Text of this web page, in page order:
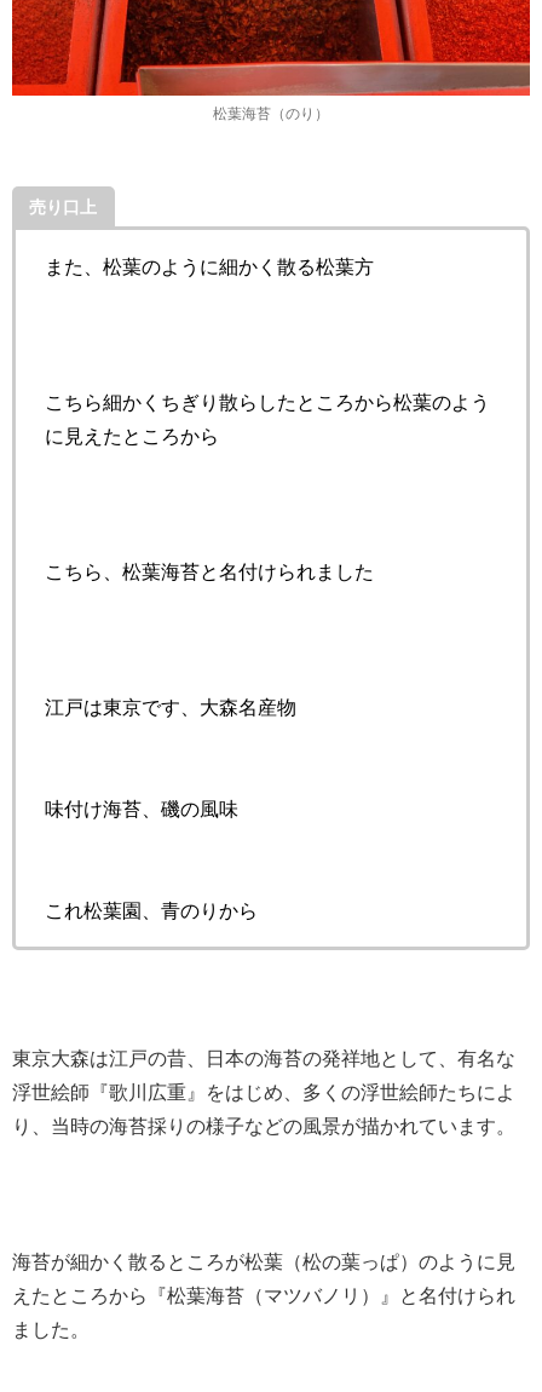
松葉海苔（のり）
売り口上
また、松葉のように細かく散る松葉方
こちら細かくちぎり散らしたところから松葉のよう
に見えたところから
こちら、松葉海苔と名付けられました
江戸は東京です、大森名産物
味付け海苔、磯の風味
これ松葉園、青のりから
東京大森は江戸の昔、日本の海苔の発祥地として、有名な
浮世絵師『歌川広重』をはじめ、多くの浮世絵師たちによ
り、当時の海苔採りの様子などの風景が描かれています。
海苔が細かく散るところが松葉（松の葉っぱ）のように見
えたところから『松葉海苔（マツバノリ）』と名付けられ
ました。